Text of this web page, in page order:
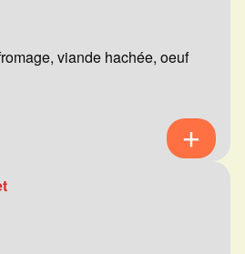
viande hachée, oeuf